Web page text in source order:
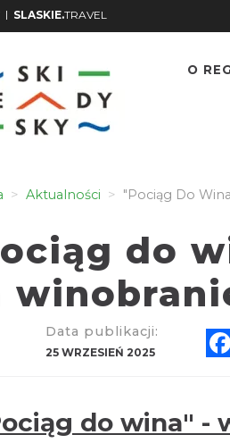
| SLASKIE.TRAVEL
O
Aktualności "Pociąg Do
do
Data publikacji:
25 WRZESIEŃ 2025
do wina" -